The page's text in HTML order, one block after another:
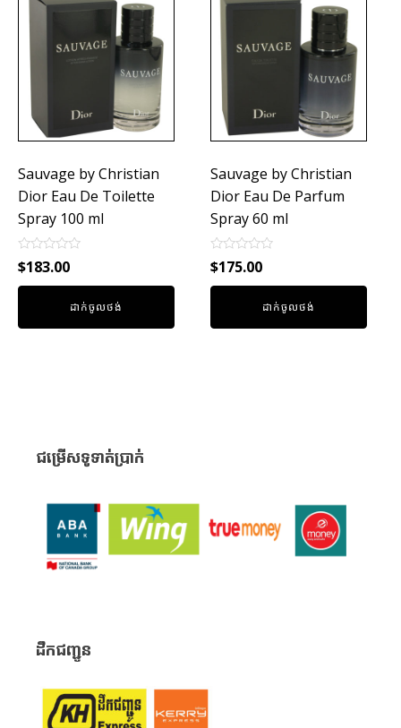
Sauvage by Christian
Dior Eau De Toilette
Spray 100 ml
Rated
0
out
$183.00
ដាក់ចូលថង់
Sauvage by Christian
Dior Eau De Parfum
Spray 60 ml
Rated
0
out
$175.00
ដាក់ចូលថង់
ជម្រើសទូទាត់ប្រាក់
ដឹកជញ្ជូន